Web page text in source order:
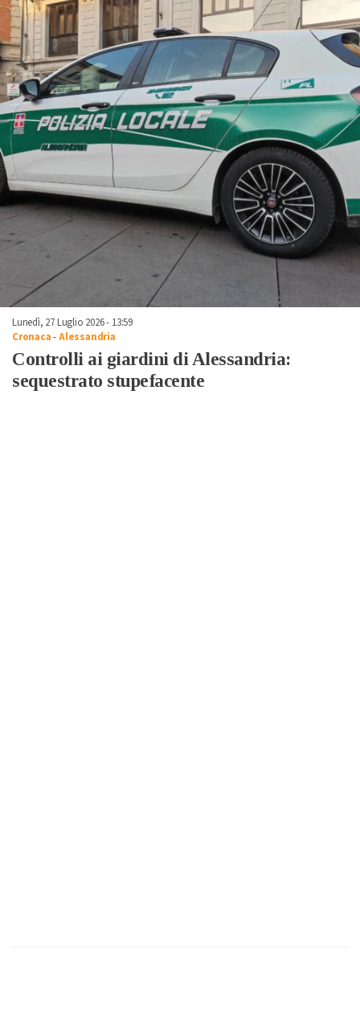
Lunedì, 27 Luglio 2026 - 13:59
Cronaca-Alessandria
Controlli ai giardini di Alessandria:
sequestrato stupefacente